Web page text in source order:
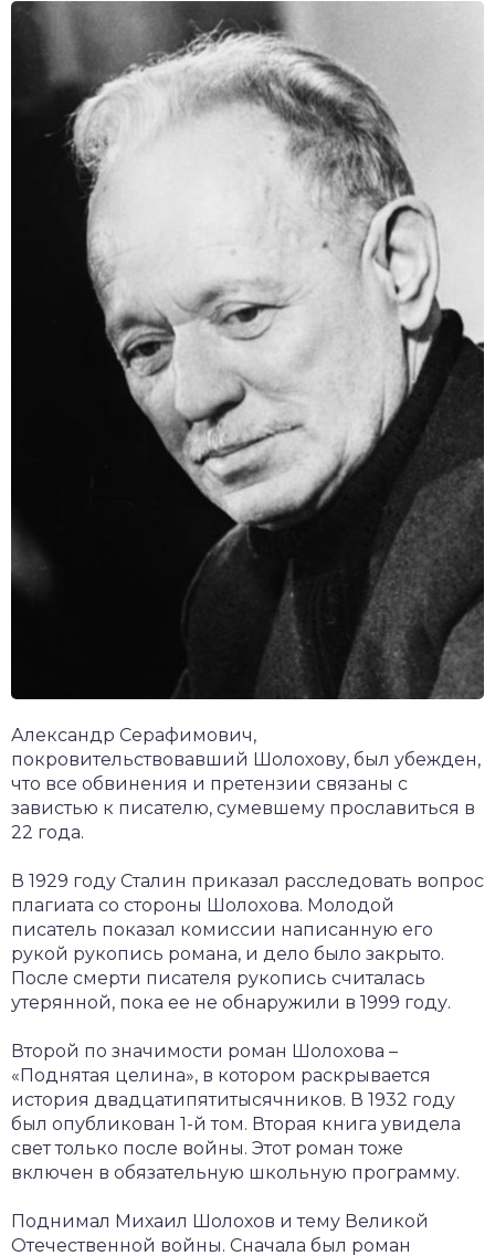
Александр Серафимович,
покровительствовавший Шолохову, был убежден,
что все обвинения и претензии связаны с
завистью к писателю, сумевшему прославиться в
22 года.
В 1929 году Сталин приказал расследовать вопрос
плагиата со стороны Шолохова. Молодой
писатель показал комиссии написанную его
рукой рукопись романа, и дело было закрыто.
После смерти писателя рукопись считалась
утерянной, пока ее не обнаружили в 1999 году.
Второй по значимости роман Шолохова –
«Поднятая целина», в котором раскрывается
история двадцатипятитысячников. В 1932 году
был опубликован 1-й том. Вторая книга увидела
свет только после войны. Этот роман тоже
включен в обязательную школьную программу.
Поднимал Михаил Шолохов и тему Великой
Отечественной войны. Сначала был роман